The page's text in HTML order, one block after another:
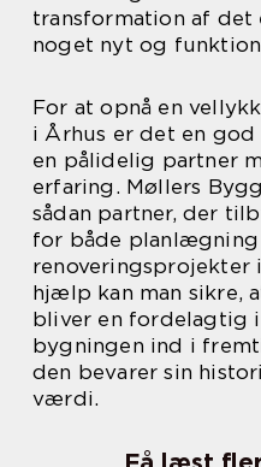
transformation af det
noget nyt og
For at opnå en
i Århus er det en god
en pålidelig partner
erfaring. Møllers
sådan partner, der
for både
renoveringsprojekter
hjælp kan man sikre,
bliver en fordelagtig
bygningen ind i
den bevarer sin
værdi.